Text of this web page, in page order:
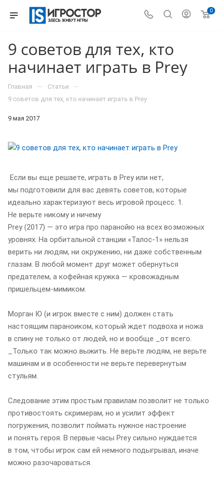
0
9 советов для тех, кто
начинает играть в Prey
Главная — Статьи —
9 советов для тех, кто начинает играть в Prey
9 мая 2017
Если вы еще решаете, играть в Prey или нет,
мы подготовили для вас девять советов, которые
идеально характеризуют весь игровой процесс. 1.
Не верьте никому и ничему
Prey (2017) — это игра про паранойю на всех возможных
уровнях. На орбитальной станции «Талос-1» нельзя
верить ни людям, ни окружению, ни даже собственным
глазам. В любой момент друг может обернуться
предателем, а кофейная кружка — кровожадным
пришельцем-мимиком.
Морган Ю (и игрок вместе с ним) должен стать
настоящим параноиком, который ждет подвоха и ножа
в спину не только от людей, но и вообще _от всего.
_Только так можно выжить. Не верьте людям, не верьте
машинам и в особенности не верьте перевернутым
стульям.
Следование этим простым правилам позволит не только
противостоять скримерам, но и усилит эффект
погружения, позволит поймать нужное настроение
и понять героя. В первые часы Prey сильно нуждается
в том, чтобы игрок сам ей немного подыгрывал, иначе
можно разочароваться.